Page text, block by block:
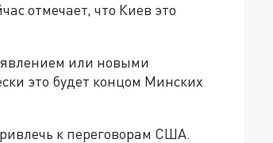
отмечает, что Киев это
или новыми
это будет концом Минских
к переговорам США.